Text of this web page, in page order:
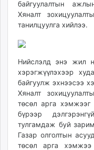
eagle.mn
today.mn
zuv.mn
mminfo.mn
ugluu.mn
urlag.mn
unen.mn
asu.mn
shudarga.mn
shuurhai.mn
байгуулалтын
Хяналт
танилцуулга хийлээ.
Нийслэлд энэ жил
хэрэгжүүлэхээр
байгуулж эхнээсээ
Хяналт
төсөл арга хэмжээг
бүрээр
тулгамдаж буй
Газар олголтын
төсөл арга хэмжээ